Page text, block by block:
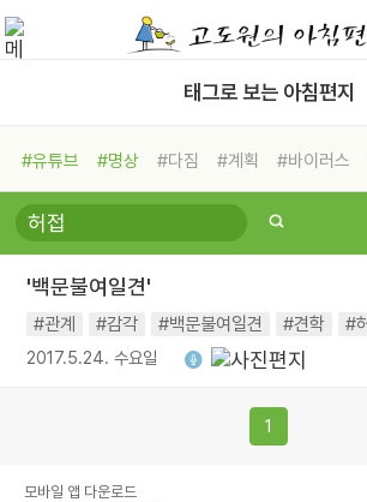
태그로 보는 아침편지
#유튜브 #명상 #다짐 #계획 #바이러스
#비전캠프
#독서캠프 #삶
#희망
#나눔 #친구 #링컨학교
#독서
#건강 #면역력
'백문불여일견'
#관계 #감각 #백문불여일견 #견학 #
2017.5.24. 수요일
1
모바일 앱 다운로드